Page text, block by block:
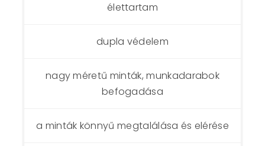
élettartam
dupla védelem
nagy méretű minták, munkadarabok
befogadása
a minták könnyű megtalálása és elérése